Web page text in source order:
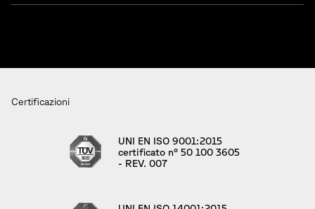
Certificazioni
UNI EN ISO 9001:2015
certificato n° 50 100 3605
- REV. 007